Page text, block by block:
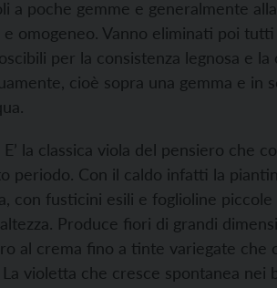
a poche gemme e generalmente
omogeneo. Vanno eliminati poi
per la consistenza legnosa e
cioè sopra una gemma e in
E’ la classica viola del pensiero che
periodo. Con il caldo infatti la
con fusticini esili e foglioline
Produce fiori di grandi
al crema fino a tinte variegate
violetta che cresce spontanea nei